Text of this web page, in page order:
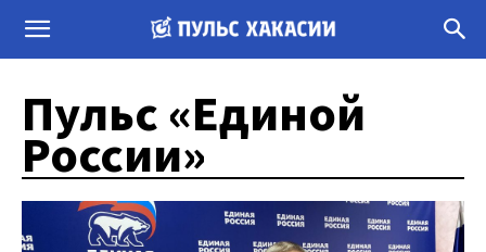
Пульс «Единой
России»